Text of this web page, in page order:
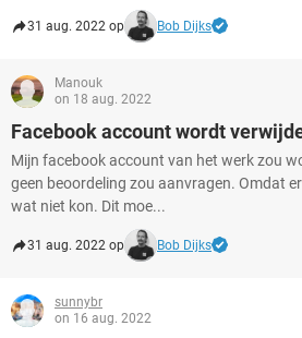
31 aug. 2022 op Bob Dijks
Manouk
on 18 aug. 2022
Facebook account wordt
Mijn facebook account van het werk zou
geen beoordeling zou aanvragen. Omdat
wat niet kon. Dit moe...
31 aug. 2022 op Bob Dijks
sunnybr
on 16 aug. 2022